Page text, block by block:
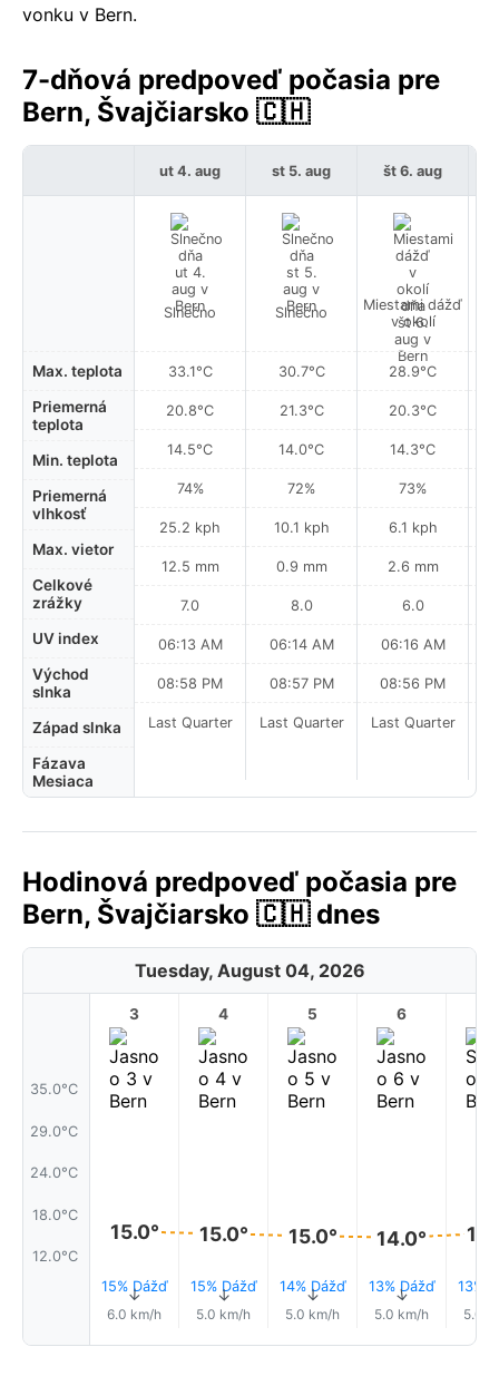
vonku v Bern.
7-dňová predpoveď počasia pre
Bern, Švajčiarsko 🇨🇭
Max. teplota
Priemerná
teplota
Min. teplota
Priemerná
vlhkosť
Max. vietor
Celkové
zrážky
UV index
Východ
slnka
Západ slnka
Fázava
Mesiaca
ut 4. aug
Slnečno
33.1°C
20.8°C
14.5°C
74%
25.2 kph
12.5 mm
7.0
06:13 AM
08:58 PM
Last Quarter
st 5. aug
Slnečno
30.7°C
21.3°C
14.0°C
72%
10.1 kph
0.9 mm
8.0
06:14 AM
08:57 PM
Last Quarter
št 6. aug
Miestami dážď
v okolí
28.9°C
20.3°C
14.3°C
73%
6.1 kph
2.6 mm
6.0
06:16 AM
08:56 PM
Last Quarter
Hodinová predpoveď počasia pre
Bern, Švajčiarsko 🇨🇭 dnes
Tuesday, August 04, 2026
35.0°C
29.0°C
24.0°C
18.0°C
12.0°C
3
15.0°
15% Dážď
↑
6.0 km/h
4
15.0°
15% Dážď
↑
5.0 km/h
5
15.0°
14% Dážď
↑
5.0 km/h
6
14.0°
13% Dážď
↑
5.0 km/h
13%
5.0